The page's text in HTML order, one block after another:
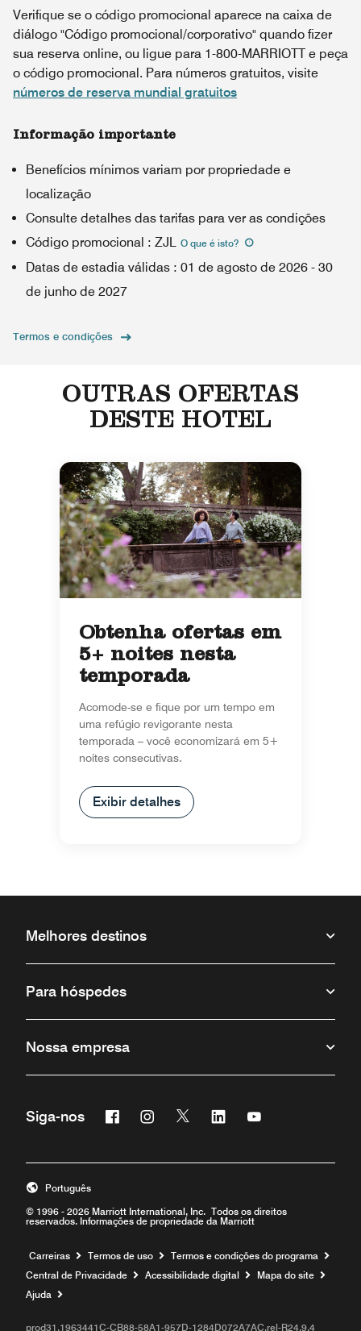
Verifique se o código promocional aparece na caixa de
diálogo "Código promocional/corporativo" quando fizer
sua reserva online, ou ligue para 1-800-MARRIOTT e peça
o código promocional. Para números gratuitos, visite
números de reserva mundial gratuitos
Informação importante
Benefícios mínimos variam por propriedade e
localização
Consulte detalhes das tarifas para ver as condições
Código promocional : ZJL O que é isto?
Datas de estadia válidas : 01 de agosto de 2026 - 30
de junho de 2027
Termos e condições
OUTRAS OFERTAS
DESTE HOTEL
Obtenha ofertas em
5+ noites nesta
temporada
Acomode-se e fique por um tempo em
uma refúgio revigorante nesta
temporada – você economizará em 5+
noites consecutivas.
Exibir detalhes
Melhores destinos
Para hóspedes
Nossa empresa
Siga-nos FacebookInstagram
Twitter Linkedin
© 1996 - 2026 Marriott International, Inc. Todos os direitos
reservados. Informações de propriedade da Marriott
Português
Carreiras Termos de uso
Termos e condições do programa
Central de Privacidade
Acessibilidade digital
Mapa do site
Ajuda
prod31,1963441C-CB88-58A1-957D-1284D072A7AC,rel-R24.9.4